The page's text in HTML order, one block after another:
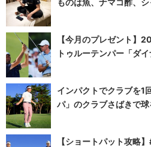
ものは魚、ナマコ酢、シ
【今月のプレゼント】
トゥルーテンパー「ダ
インパクトでクラブを1
パ」のクラブさばきで
【ショートパット攻略